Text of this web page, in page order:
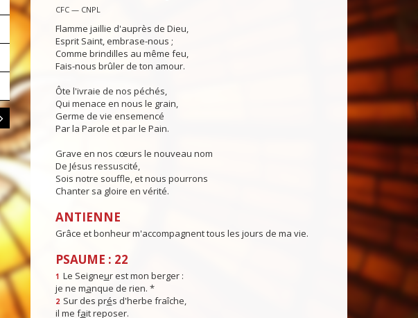
CFC — CNPL
Flamme jaillie d'auprès de Dieu,
Esprit Saint, embrase-nous ;
Comme brindilles au même feu,
Fais-nous brûler de ton amour.
Ôte l'ivraie de nos péchés,
Qui menace en nous le grain,
Germe de vie ensemencé
Par la Parole et par le Pain.
Grave en nos cœurs le nouveau nom
De Jésus ressuscité,
Sois notre souffle, et nous pourrons
Chanter sa gloire en vérité.
ANTIENNE
Grâce et bonheur m'accompagnent tous les jours de ma vie.
PSAUME : 22
1 Le Seigneur est mon berger :
je ne manque de rien. *
2 Sur des prés d'herbe fraîche,
il me fait reposer.